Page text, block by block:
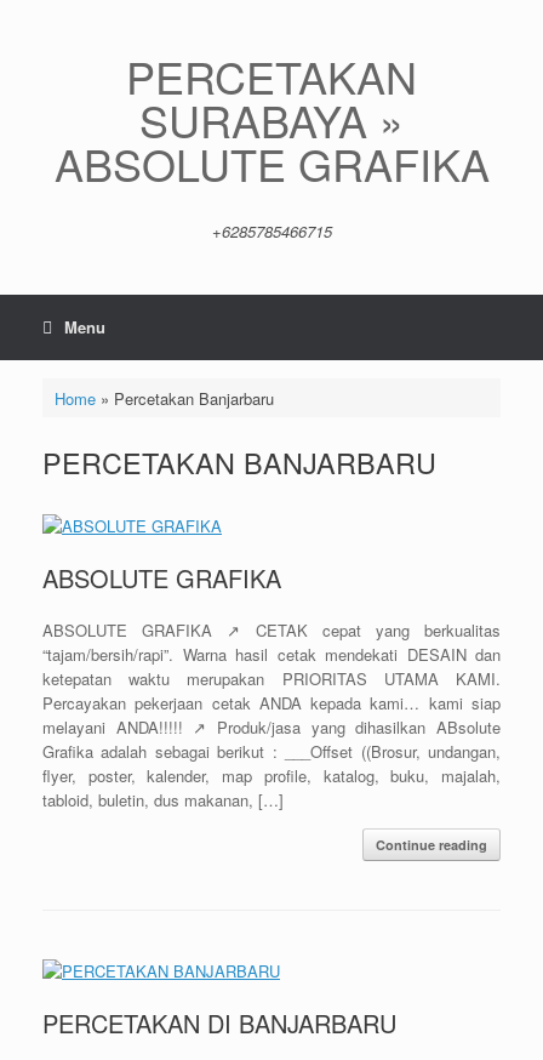
PERCETAKAN
SURABAYA »
ABSOLUTE GRAFIKA
+6285785466715
Menu
Home» Percetakan Banjarbaru
PERCETAKAN BANJARBARU
ABSOLUTE GRAFIKA
ABSOLUTE GRAFIKA ↗️ CETAK cepat yang berkualitas
“tajam/bersih/rapi”. Warna hasil cetak mendekati DESAIN dan
ketepatan waktu merupakan PRIORITAS UTAMA KAMI.
Percayakan pekerjaan cetak ANDA kepada kami… kami siap
melayani ANDA!!!!! ↗️ Produk/jasa yang dihasilkan ABsolute
Grafika adalah sebagai berikut : ___Offset ((Brosur, undangan,
flyer, poster, kalender, map profile, katalog, buku, majalah,
tabloid, buletin, dus makanan, […]
Continue reading
PERCETAKAN DI BANJARBARU